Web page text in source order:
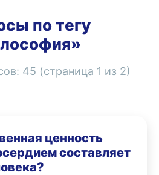
по тегу
45 (страница 1 из 2)
ценность
составляет